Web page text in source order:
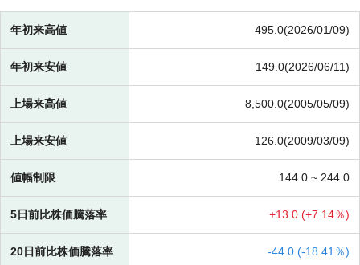
年初来高値 495.0(2026/01/09)
年初来安値 149.0(2026/06/11)
上場来高値 8,500.0(2005/05/09)
上場来安値 126.0(2009/03/09)
値幅制限 144.0 ~ 244.0
5日前比株価騰落率 +13.0 (+7.14％)
20日前比株価騰落率 -44.0 (-18.41％)